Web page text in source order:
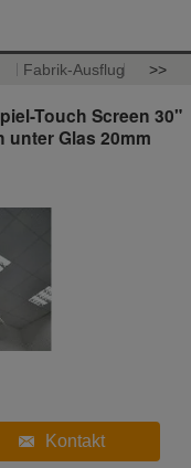
Fabrik-Ausflug >>
Touch Screen 30"
unter Glas 20mm
Kontakt